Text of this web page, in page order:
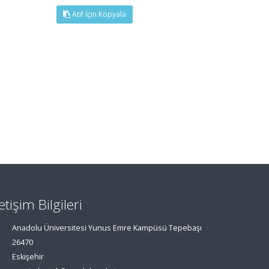
Atıf İçin Kopyala
Bilgileri
Anadolu Üniversitesi Yunus Emre Kampüsü Tepebaşı
26470
Eskişehir